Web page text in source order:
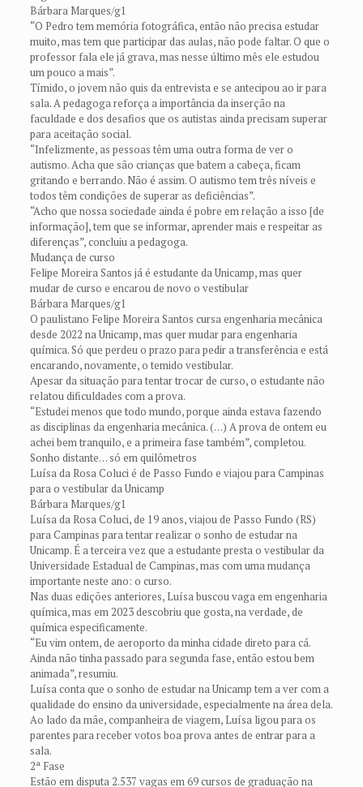
Bárbara Marques/g1
“O Pedro tem memória fotográfica, então não precisa estudar
muito, mas tem que participar das aulas, não pode faltar. O que o
professor fala ele já grava, mas nesse último mês ele estudou
um pouco a mais”.
Tímido, o jovem não quis da entrevista e se antecipou ao ir para
sala. A pedagoga reforça a importância da inserção na
faculdade e dos desafios que os autistas ainda precisam superar
para aceitação social.
“Infelizmente, as pessoas têm uma outra forma de ver o
autismo. Acha que são crianças que batem a cabeça, ficam
gritando e berrando. Não é assim. O autismo tem três níveis e
todos têm condições de superar as deficiências”.
“Acho que nossa sociedade ainda é pobre em relação a isso [de
informação], tem que se informar, aprender mais e respeitar as
diferenças”, concluiu a pedagoga.
Mudança de curso
Felipe Moreira Santos já é estudante da Unicamp, mas quer
mudar de curso e encarou de novo o vestibular
Bárbara Marques/g1
O paulistano Felipe Moreira Santos cursa engenharia mecânica
desde 2022 na Unicamp, mas quer mudar para engenharia
química. Só que perdeu o prazo para pedir a transferência e está
encarando, novamente, o temido vestibular.
Apesar da situação para tentar trocar de curso, o estudante não
relatou dificuldades com a prova.
“Estudei menos que todo mundo, porque ainda estava fazendo
as disciplinas da engenharia mecânica. (…) A prova de ontem eu
achei bem tranquilo, e a primeira fase também”, completou.
Sonho distante… só em quilômetros
Luísa da Rosa Coluci é de Passo Fundo e viajou para Campinas
para o vestibular da Unicamp
Bárbara Marques/g1
Luísa da Rosa Coluci, de 19 anos, viajou de Passo Fundo (RS)
para Campinas para tentar realizar o sonho de estudar na
Unicamp. É a terceira vez que a estudante presta o vestibular da
Universidade Estadual de Campinas, mas com uma mudança
importante neste ano: o curso.
Nas duas edições anteriores, Luísa buscou vaga em engenharia
química, mas em 2023 descobriu que gosta, na verdade, de
química especificamente.
“Eu vim ontem, de aeroporto da minha cidade direto para cá.
Ainda não tinha passado para segunda fase, então estou bem
animada”, resumiu.
Luísa conta que o sonho de estudar na Unicamp tem a ver com a
qualidade do ensino da universidade, especialmente na área dela.
Ao lado da mãe, companheira de viagem, Luísa ligou para os
parentes para receber votos boa prova antes de entrar para a
sala.
2ª Fase
Estão em disputa 2.537 vagas em 69 cursos de graduação na